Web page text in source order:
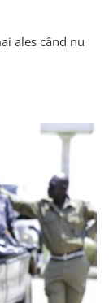
ales când nu